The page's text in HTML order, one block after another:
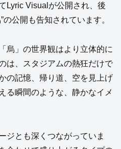
Lyric Visualが公開され、後
の公開も告知されています。
烏」の世界観はより立体的に
は、スタジアムの熱狂だけで
の記憶、帰り道、空を見上げ
る瞬間のような、静かなイメ
ジとも深くつながっていま